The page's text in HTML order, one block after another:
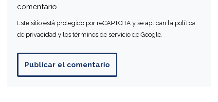
comentario.
Este sitio está protegido por reCAPTCHA y se aplican la política
de privacidad y los términos de servicio de Google.